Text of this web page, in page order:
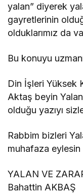
yalan” diyerek
gayretlerinin
olduklarımız da
Bu konuyu
Din İşleri Yüksek
Aktaş beyin Yalan
olduğu yazıyı
Rabbim bizleri
muhafaza eylesin
YALAN VE
Bahattin AKBAŞ